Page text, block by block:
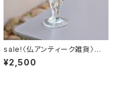
sale!〈仏アンティーク雑貨〉南
仏ビオット吹きガラスのグラス
¥2,500